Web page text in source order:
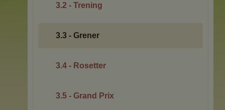
3.2 - Trening
3.3 - Grener
3.4 - Rosetter
3.5 - Grand Prix